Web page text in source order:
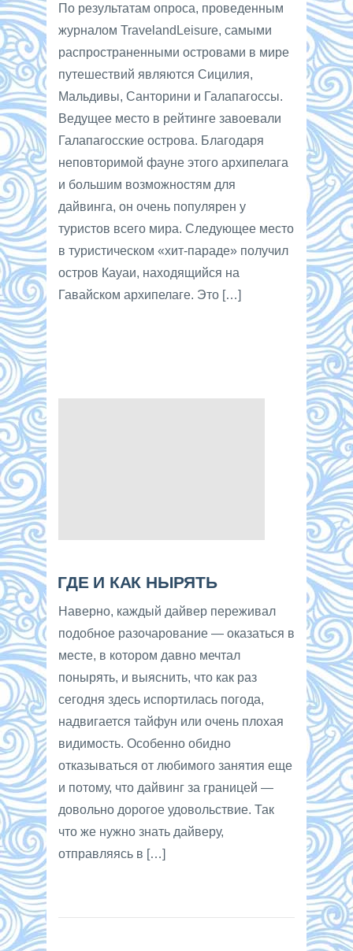
По результатам опроса, проведенным
журналом TravelandLeisure, самыми
распространенными островами в мире
путешествий являются Сицилия,
Мальдивы, Санторини и Галапагоссы.
Ведущее место в рейтинге завоевали
Галапагосские острова. Благодаря
неповторимой фауне этого архипелага
и большим возможностям для
дайвинга, он очень популярен у
туристов всего мира. Следующее место
в туристическом «хит-параде» получил
остров Кауаи, находящийся на
Гавайском архипелаге. Это […]
ГДЕ И КАК НЫРЯТЬ
Наверно, каждый дайвер переживал
подобное разочарование — оказаться в
месте, в котором давно мечтал
понырять, и выяснить, что как раз
сегодня здесь испортилась погода,
надвигается тайфун или очень плохая
видимость. Особенно обидно
отказываться от любимого занятия еще
и потому, что дайвинг за границей —
довольно дорогое удовольствие. Так
что же нужно знать дайверу,
отправляясь в […]